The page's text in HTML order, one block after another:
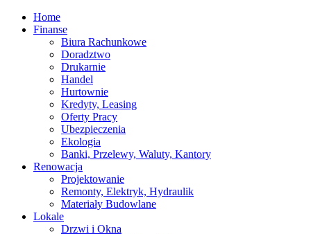
Home
Finanse
Biura Rachunkowe
Doradztwo
Drukarnie
Handel
Hurtownie
Kredyty, Leasing
Oferty Pracy
Ubezpieczenia
Ekologia
Banki, Przelewy, Waluty, Kantory
Renowacja
Projektowanie
Remonty, Elektryk, Hydraulik
Materiały Budowlane
Lokale
Drzwi i Okna